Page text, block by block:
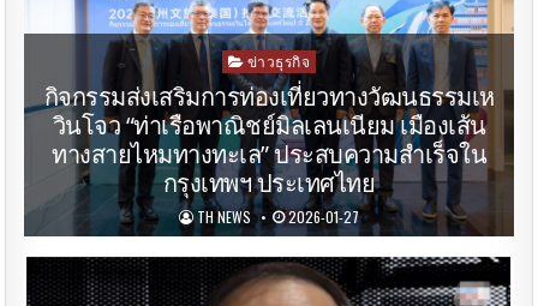
Posted
in
ข่าวธุรกิจ
กิจกรรมส่งเสริมการท่องเที่ยวทางวัฒนธรรมเห
วินโจว “ท่าเรือพาณิชย์มิลเลนเนียม เมืองเส้น
ทางสายไหมทางทะเล” ประสบความสําเร็จใน
กรุงเทพฯ ประเทศไทย
TH NEWS 2026-01-27